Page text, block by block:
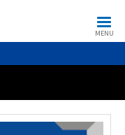
MENU